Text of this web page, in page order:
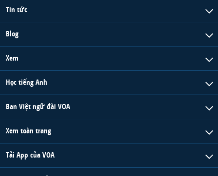
Tin tức
Blog
Xem
Học tiếng Anh
Ban Việt ngữ đài VOA
Xem toàn trang
Tải App của VOA